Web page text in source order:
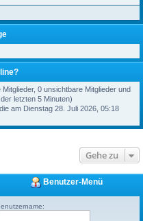
0 unsichtbare Mitglieder und
letzten 5 Minuten)
am Dienstag 28. Juli 2026, 05:18
Gehe zu
Benutzer-Menü